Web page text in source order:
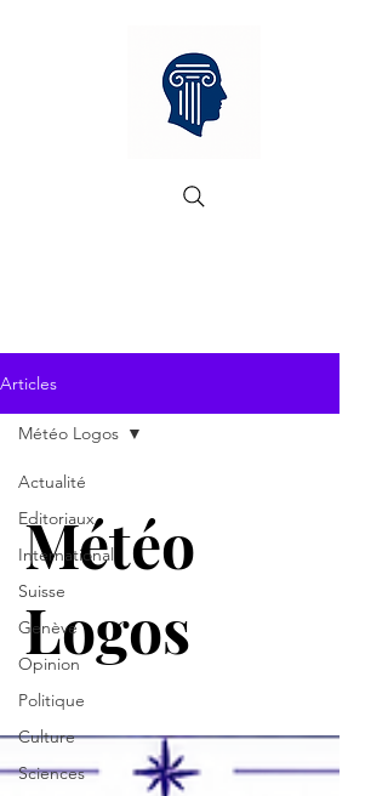
Articles
Actualité
Editoriaux
International
Suisse
Genève
Opinion
Politique
Culture
Sciences
Météo Logos
Météo
Logos